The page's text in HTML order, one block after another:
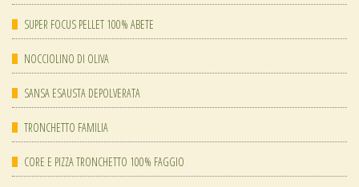
SUPER FOCUS PELLET 100% ABETE
NOCCIOLINO DI OLIVA
SANSA ESAUSTA DEPOLVERATA
TRONCHETTO FAMILIA
CORE E PIZZA TRONCHETTO 100% FAGGIO